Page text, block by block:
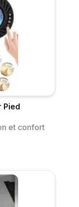
Pied
et confort